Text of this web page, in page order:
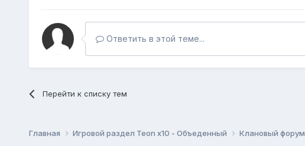
Ответить в этой теме...
Перейти к списку тем
Главная Игровой раздел Teon x10 - Объеденный Клановый форум